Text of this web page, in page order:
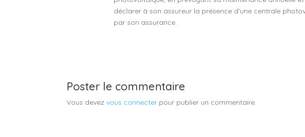
déclarer à son assureur la présence d’une centrale
par son assurance.
Poster le commentaire
Vous devezvous connecter pour publier un commentaire.